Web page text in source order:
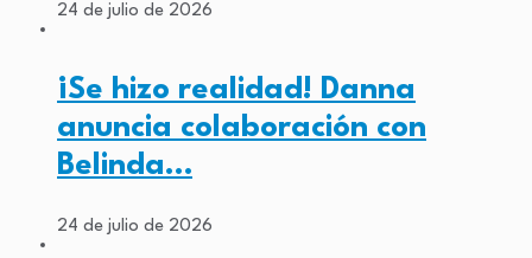
24 de julio de 2026
¡Se hizo realidad! Danna
anuncia colaboración con
Belinda…
24 de julio de 2026